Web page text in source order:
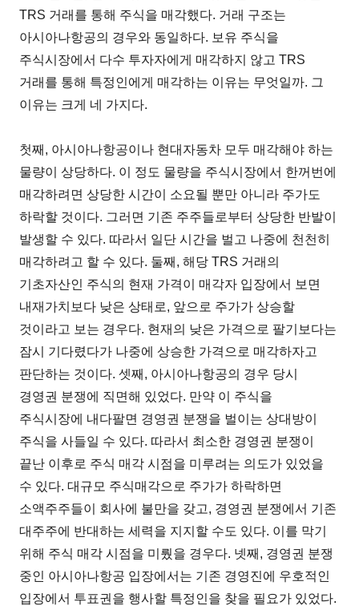
TRS 거래를 통해 주식을 매각했다. 거래 구조는
아시아나항공의 경우와 동일하다. 보유 주식을
주식시장에서 다수 투자자에게 매각하지 않고 TRS
거래를 통해 특정인에게 매각하는 이유는 무엇일까. 그
이유는 크게 네 가지다.
첫째, 아시아나항공이나 현대자동차 모두 매각해야 하는
물량이 상당하다. 이 정도 물량을 주식시장에서 한꺼번에
매각하려면 상당한 시간이 소요될 뿐만 아니라 주가도
하락할 것이다. 그러면 기존 주주들로부터 상당한 반발이
발생할 수 있다. 따라서 일단 시간을 벌고 나중에 천천히
매각하려고 할 수 있다. 둘째, 해당 TRS 거래의
기초자산인 주식의 현재 가격이 매각자 입장에서 보면
내재가치보다 낮은 상태로, 앞으로 주가가 상승할
것이라고 보는 경우다. 현재의 낮은 가격으로 팔기보다는
잠시 기다렸다가 나중에 상승한 가격으로 매각하자고
판단하는 것이다. 셋째, 아시아나항공의 경우 당시
경영권 분쟁에 직면해 있었다. 만약 이 주식을
주식시장에 내다팔면 경영권 분쟁을 벌이는 상대방이
주식을 사들일 수 있다. 따라서 최소한 경영권 분쟁이
끝난 이후로 주식 매각 시점을 미루려는 의도가 있었을
수 있다. 대규모 주식매각으로 주가가 하락하면
소액주주들이 회사에 불만을 갖고, 경영권 분쟁에서 기존
대주주에 반대하는 세력을 지지할 수도 있다. 이를 막기
위해 주식 매각 시점을 미뤘을 경우다. 넷째, 경영권 분쟁
중인 아시아나항공 입장에서는 기존 경영진에 우호적인
입장에서 투표권을 행사할 특정인을 찾을 필요가 있었다.